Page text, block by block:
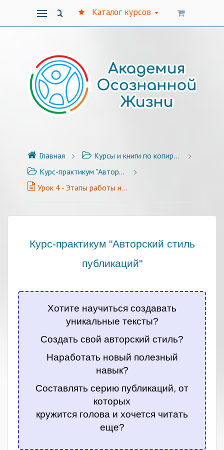
Каталог курсов
Главная
Курсы и книги по копирайтингу
Курс-практикум "Авторский стиль публикаций" - 25 уроков с примерами и заданиями
Урок 4 - Этапы работы над текстом
Курс-практикум "Авторский стиль
публикаций"
Хотите научиться создавать
уникальные тексты?
Создать свой авторский стиль?
Наработать новый полезный
навык?
Составлять серию публикаций, от
которых
кружится голова и хочется читать
еще?